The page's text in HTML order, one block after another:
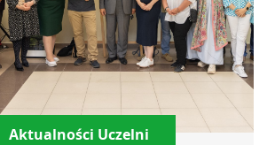
Aktualności Uczelni